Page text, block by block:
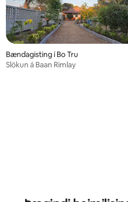
10 umsagnir
Bændagisting í Bo Tru
Slökun á Baan Rimlay